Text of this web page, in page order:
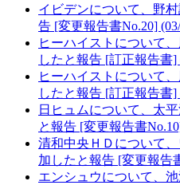
イビデンについて、野
告 [変更報告書No.20]
ヒーハイストについて
したと報告 [訂正報告書]
ヒーハイストについて
したと報告 [訂正報告書]
日ヒュムについて、太
と報告 [変更報告書
清和中央ＨＤについて
加したと報告 [変更報告
エンシュウについて、